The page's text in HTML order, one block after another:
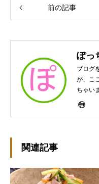
前の記事
ぽっ
ブログ
が、こ
ちゃい
作って
関連記事